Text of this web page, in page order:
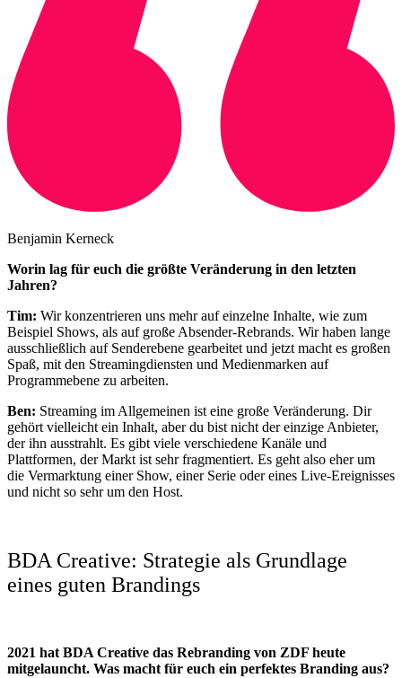
Benjamin Kerneck
Worin lag für euch die größte Veränderung in den letzten
Jahren?
Tim: Wir konzentrieren uns mehr auf einzelne Inhalte, wie zum
Beispiel Shows, als auf große Absender-Rebrands. Wir haben lange
ausschließlich auf Senderebene gearbeitet und jetzt macht es großen
Spaß, mit den Streamingdiensten und Medienmarken auf
Programmebene zu arbeiten.
Ben: Streaming im Allgemeinen ist eine große Veränderung. Dir
gehört vielleicht ein Inhalt, aber du bist nicht der einzige Anbieter,
der ihn ausstrahlt. Es gibt viele verschiedene Kanäle und
Plattformen, der Markt ist sehr fragmentiert. Es geht also eher um
die Vermarktung einer Show, einer Serie oder eines Live-Ereignisses
und nicht so sehr um den Host.
BDA Creative: Strategie als Grundlage
eines guten Brandings
2021 hat BDA Creative das Rebranding von ZDF heute
mitgelauncht. Was macht für euch ein perfektes Branding aus?